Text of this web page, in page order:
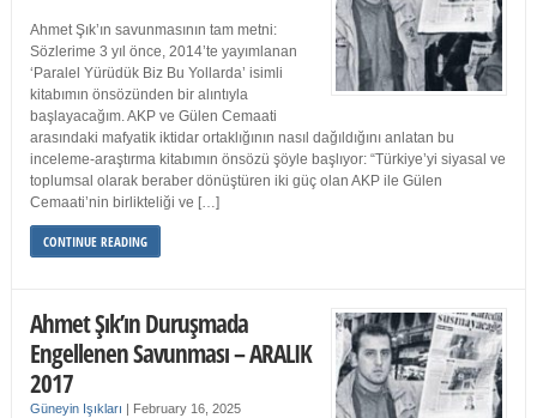
Ahmet Şık’ın savunmasının tam metni:
Sözlerime 3 yıl önce, 2014’te yayımlanan
‘Paralel Yürüdük Biz Bu Yollarda’ isimli
kitabımın önsözünden bir alıntıyla
başlayacağım. AKP ve Gülen Cemaati
arasındaki mafyatik iktidar ortaklığının nasıl dağıldığını anlatan bu
inceleme-araştırma kitabımın önsözü şöyle başlıyor: “Türkiye’yi siyasal ve
toplumsal olarak beraber dönüştüren iki güç olan AKP ile Gülen
Cemaati’nin birlikteliği ve […]
CONTINUE READING
Ahmet Şık’ın Duruşmada
Engellenen Savunması – ARALIK
2017
Güneyin Işıkları | February 16, 2025